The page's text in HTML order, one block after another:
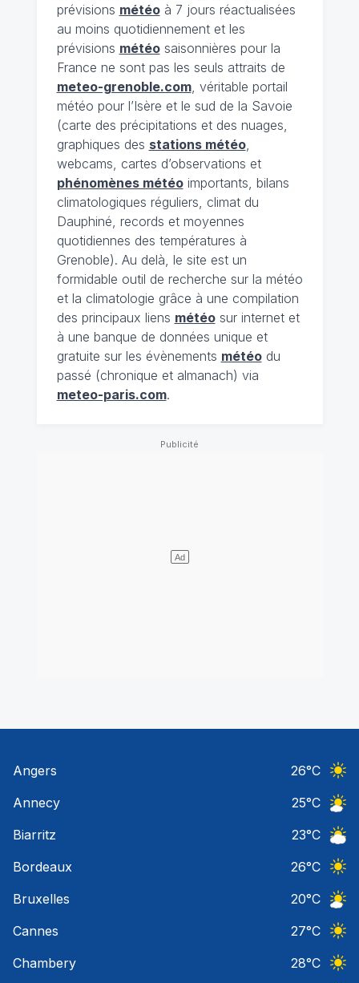
prévisions météoà 7 jours réactualisées
au moins quotidiennement et les
prévisions météosaisonnières pour la
France ne sont pas les seuls attraits de
meteo-grenoble.com, véritable portail
météo pour l’Isère et le sud de la Savoie
(carte des précipitations et des nuages,
graphiques des stations météo,
webcams, cartes d’observations et
phénomènes météoimportants, bilans
climatologiques réguliers, climat du
Dauphiné, records et moyennes
quotidiennes des températures à
Grenoble). Au delà, le site est un
formidable outil de recherche sur la météo
et la climatologie grâce à une compilation
des principaux liens météosur internet et
à une banque de données unique et
gratuite sur les évènements météodu
passé (chronique et almanach) via
meteo-paris.com.
Angers 26°C
Annecy
25°C
Biarritz
23°C
Bordeaux
26°C
Bruxelles
20°C
Cannes
27°C
Chambery
28°C